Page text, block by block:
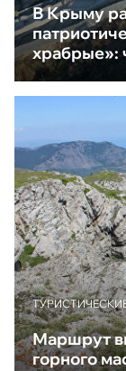
В Крыму
храбрые»:
Маршрут
горного